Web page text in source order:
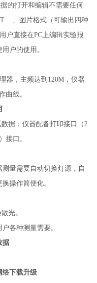
的打开和编辑不需要任何
、图片格式（可输出四种
户直接在PC上编辑实验报
户的使用。
器，主频达到120M，仪器
曲线。
据；仪器配备打印接口（2
接口。
量需要自动切换灯源，自
操作简便化。
光。
各种测量需要。
据
络下载升级